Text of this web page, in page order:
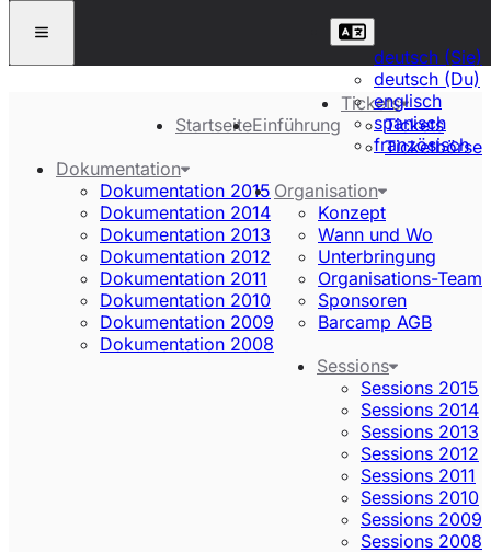
deutsch (Sie)
deutsch (Du)
englisch
spanisch
französisch
StartseiteEinführung
Tickets
Tickets
Ticketbörse
Dokumentation
Dokumentation 2015
Dokumentation 2014
Dokumentation 2013
Dokumentation 2012
Dokumentation 2011
Dokumentation 2010
Dokumentation 2009
Dokumentation 2008
Organisation
Konzept
Wann und Wo
Unterbringung
Organisations-Team
Sponsoren
Barcamp AGB
Sessions
Sessions 2015
Sessions 2014
Sessions 2013
Sessions 2012
Sessions 2011
Sessions 2010
Sessions 2009
Sessions 2008